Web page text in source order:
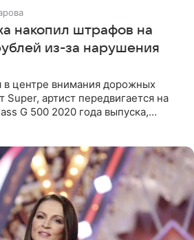
накопил штрафов на
из-за нарушения
в центре внимания дорожных
артист передвигается на
G 500 2020 года выпуска,